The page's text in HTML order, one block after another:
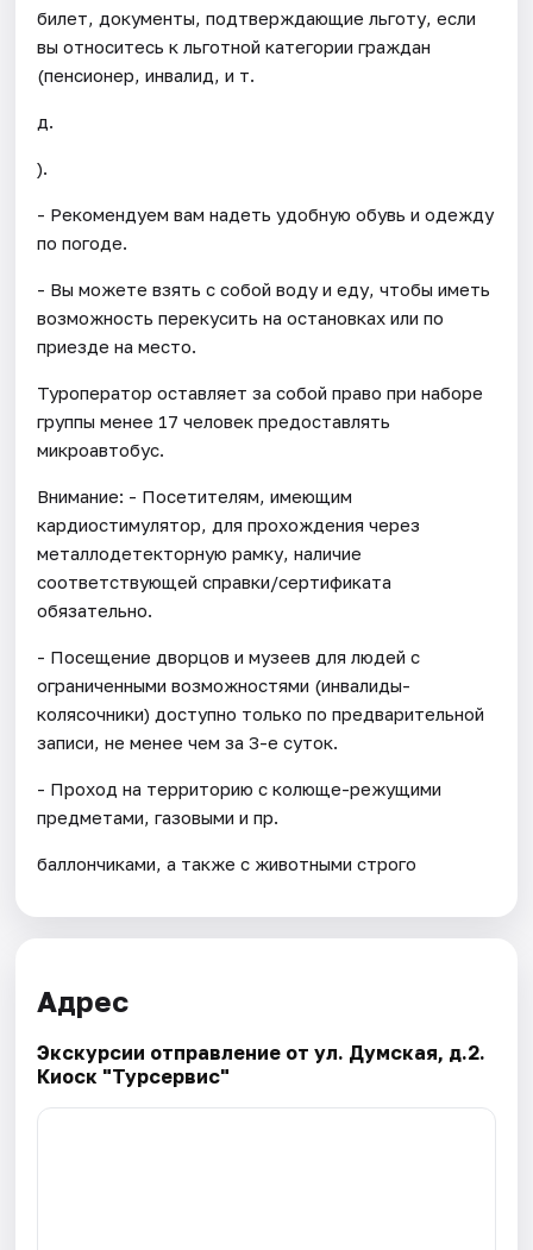
билет, документы, подтверждающие льготу, если
вы относитесь к льготной категории граждан
(пенсионер, инвалид, и т.
д.
).
- Рекомендуем вам надеть удобную обувь и одежду
по погоде.
- Вы можете взять с собой воду и еду, чтобы иметь
возможность перекусить на остановках или по
приезде на место.
Туроператор оставляет за собой право при наборе
группы менее 17 человек предоставлять
микроавтобус.
Внимание: - Посетителям, имеющим
кардиостимулятор, для прохождения через
металлодетекторную рамку, наличие
соответствующей справки/сертификата
обязательно.
- Посещение дворцов и музеев для людей с
ограниченными возможностями (инвалиды-
колясочники) доступно только по предварительной
записи, не менее чем за 3-е суток.
- Проход на территорию с колюще-режущими
предметами, газовыми и пр.
баллончиками, а также с животными строго
Адрес
Экскурсии отправление от ул. Думская, д.2.
Киоск "Турсервис"